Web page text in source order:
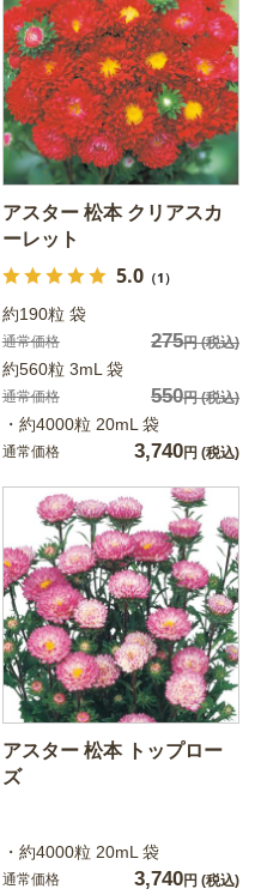
アスター 松本 クリアスカ
ーレット
5.0（1）
約190粒 袋
通常価格 275円(税込)
約560粒 3mL 袋
通常価格 550円(税込)
・約4000粒 20mL 袋
通常価格 3,740円 (税込)
アスター 松本 トップロー
ズ
・約4000粒 20mL 袋
通常価格 3,740円 (税込)